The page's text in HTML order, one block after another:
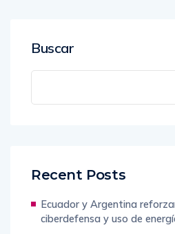
Buscar
Recent Posts
Ecuador y Argentina
ciberdefensa y uso de